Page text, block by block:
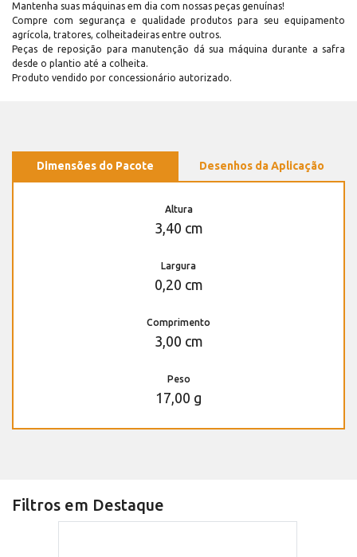
Mantenha suas máquinas em dia com nossas peças genuínas!
Compre com segurança e qualidade produtos para seu equipamento
agrícola, tratores, colheitadeiras entre outros.
Peças de reposição para manutenção dá sua máquina durante a safra
desde o plantio até a colheita.
Produto vendido por concessionário autorizado.
Dimensões do Pacote Desenhos da Aplicação
Altura
3,40 cm
Largura
0,20 cm
Comprimento
3,00 cm
Peso
17,00 g
Filtros em Destaque